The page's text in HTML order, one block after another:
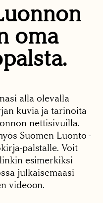
oma
alla olevalla
kuvia ja tarinoita
nettisivuilla.
Suomen Luonto -
palstalle. Voit
esimerkiksi
julkaisemaasi
videoon.